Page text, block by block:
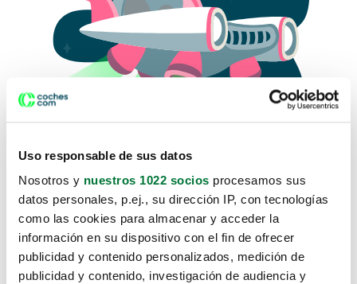
Uso responsable de sus datos
Nosotros y nuestros 1022 socios procesamos sus
datos personales, p.ej., su dirección IP, con tecnologías
como las cookies para almacenar y acceder la
información en su dispositivo con el fin de ofrecer
publicidad y contenido personalizados, medición de
publicidad y contenido, investigación de audiencia y
Lo sentimos, no sabemos como
te hemos traido hasta aquí.